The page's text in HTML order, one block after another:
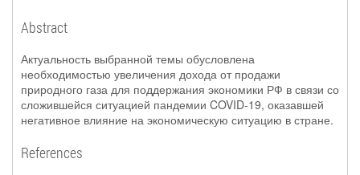
Abstract
Актуальность выбранной темы обусловлена
необходимостью увеличения дохода от продажи
природного газа для поддержания экономики РФ в связи со
сложившейся ситуацией пандемии COVID-19, оказавшей
негативное влияние на экономическую ситуацию в стране.
References